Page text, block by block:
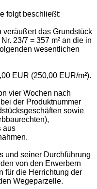
folgt beschließt:
veräußert das Grundstück
23/7 = 357 m² an die in
wesentlichen
EUR (250,00 EUR/m²).
vier Wochen nach
der Produktnummer
sowie
aus
und seiner Durchführung
von den Erwerbern
für die Herrichtung der
Wegeparzelle.